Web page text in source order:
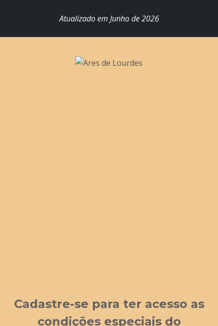
Atualizado em Junho de 2026
Cadastre-se para ter acesso as
condições especiais do